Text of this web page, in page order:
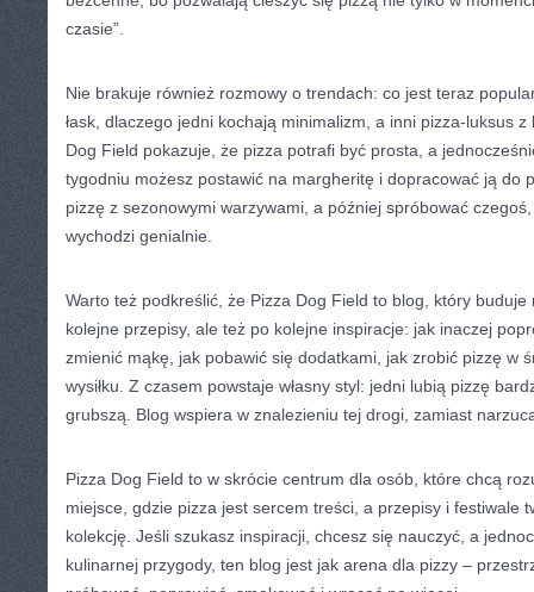
czasie”.
Nie brakuje również rozmowy o trendach: co jest teraz
łask, dlaczego jedni kochają minimalizm, a inni pizza-luksus z
Dog Field pokazuje, że pizza potrafi być prosta, a
tygodniu możesz postawić na margheritę i dopracować ją do
pizzę z sezonowymi warzywami, a później spróbować
wychodzi genialnie.
Warto też podkreślić, że Pizza Dog Field to blog, który
kolejne przepisy, ale też po kolejne inspiracje: jak inaczej
zmienić mąkę, jak pobawić się dodatkami, jak zrobić pizzę w
wysiłku. Z czasem powstaje własny styl: jedni lubią pizzę
grubszą. Blog wspiera w znalezieniu tej drogi, zamiast
Pizza Dog Field to w skrócie centrum dla osób, które chcą
miejsce, gdzie pizza jest sercem treści, a przepisy i festiwale
kolekcję. Jeśli szukasz inspiracji, chcesz się nauczyć, a
kulinarnej przygody, ten blog jest jak arena dla pizzy –